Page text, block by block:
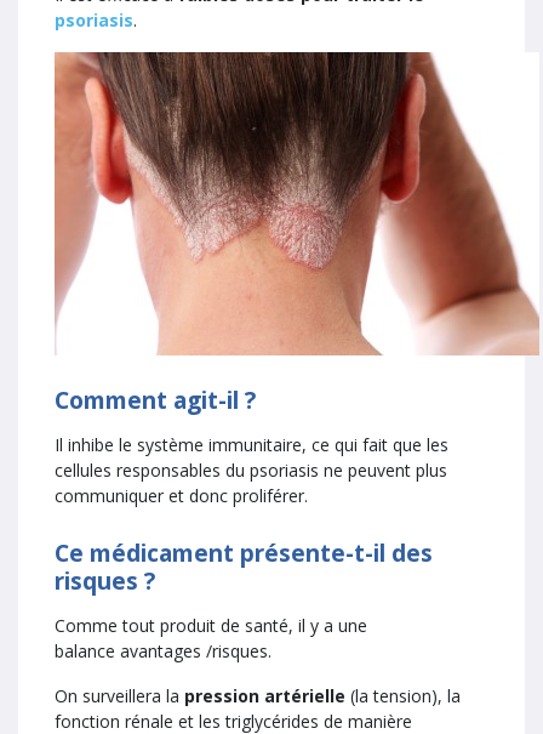
psoriasis.
Comment agit-il ?
Il inhibe le système immunitaire, ce qui fait que les
cellules responsables du psoriasis ne peuvent plus
communiquer et donc proliférer.
Ce médicament présente-t-il des
risques ?
Comme tout produit de santé, il y a une
balance avantages /risques.
On surveillera la pression artérielle (la tension), la
fonction rénale et les triglycérides de manière